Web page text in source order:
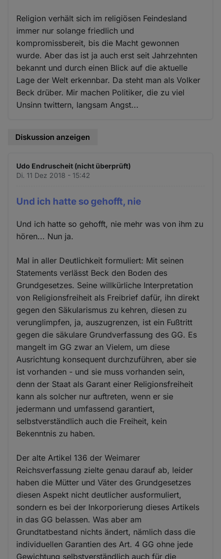
Religion verhält sich im religiösen Feindesland
immer nur solange friedlich und
kompromissbereit, bis die Macht gewonnen
wurde. Aber das ist ja auch erst seit Jahrzehnten
bekannt und durch einen Blick auf die aktuelle
Lage der Welt erkennbar. Da steht man als Volker
Beck drüber. Mir machen Politiker, die zu viel
Unsinn twittern, langsam Angst...
Diskussion anzeigen
Udo Endruscheit (nicht überprüft)
Di. 11 Dez 2018 - 15:42
Und ich hatte so gehofft, nie
Und ich hatte so gehofft, nie mehr was von ihm zu
hören... Nun ja.
Mal in aller Deutlichkeit formuliert: Mit seinen
Statements verlässt Beck den Boden des
Grundgesetzes. Seine willkürliche Interpretation
von Religionsfreiheit als Freibrief dafür, ihn direkt
gegen den Säkularismus zu kehren, diesen zu
verunglimpfen, ja, auszugrenzen, ist ein Fußtritt
gegen die säkulare Grundverfassung des GG. Es
mangelt im GG zwar an Vielem, um diese
Ausrichtung konsequent durchzuführen, aber sie
ist vorhanden - und sie muss vorhanden sein,
denn der Staat als Garant einer Religionsfreiheit
kann als solcher nur auftreten, wenn er sie
jedermann und umfassend garantiert,
selbstverständlich auch die Freiheit, kein
Bekenntnis zu haben.
Der alte Artikel 136 der Weimarer
Reichsverfassung zielte genau darauf ab, leider
haben die Mütter und Väter des Grundgesetzes
diesen Aspekt nicht deutlicher ausformuliert,
sondern es bei der Inkorporierung dieses Artikels
in das GG belassen. Was aber am
Grundtatbestand nichts ändert, nämlich dass die
individuellen Garantien des Art. 4 GG ohne jede
Gewichtung selbstverständlich auch für die